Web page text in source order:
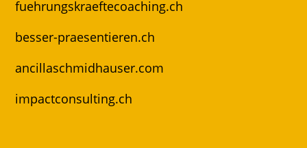
fuehrungskraeftecoaching.ch
besser-praesentieren.ch
ancillaschmidhauser.com
impactconsulting.ch